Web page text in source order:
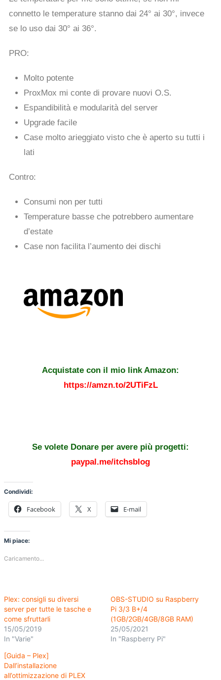
connetto le temperature stanno dai 24° ai 30°, invece
se lo uso dai 30° ai 36°.
PRO:
Molto potente
ProxMox mi conte di provare nuovi O.S.
Espandibilità e modularità del server
Upgrade facile
Case molto arieggiato visto che è aperto su tutti i
lati
Contro:
Consumi non per tutti
Temperature basse che potrebbero aumentare
d’estate
Case non facilita l’aumento dei dischi
Acquistate con il mio link Amazon:
https://amzn.to/2UTiFzL
Se volete Donare per avere più progetti:
paypal.me/itchsblog
Condividi:
Facebook X E-mail
Mi piace:
Caricamento...
Plex: consigli su diversi
server per tutte le tasche e
come sfruttarli
15/05/2019
In "Varie"
OBS-STUDIO su Raspberry
Pi 3/3 B+/4
(1GB/2GB/4GB/8GB RAM)
25/05/2021
In "Raspberry Pi"
[Guida – Plex]
Dall’installazione
all’ottimizzazione di PLEX